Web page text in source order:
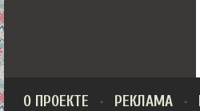
О ПРОЕКТЕ РЕКЛАМА